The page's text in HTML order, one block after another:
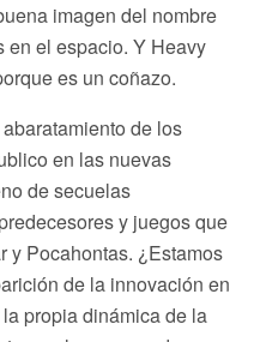
imagen del nombre
en el espacio. Y Heavy
es un coñazo.
de los
en las nuevas
de secuelas
y juegos que
y Pocahontas. ¿Estamos
de la innovación en
propia dinámica de la